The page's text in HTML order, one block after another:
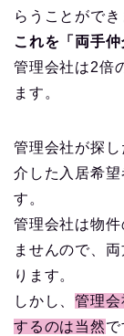
らうことができ
これを「両手仲
管理会社は2倍
ます。
管理会社が探
介した入居希
す。
管理会社は物
ませんので、
ります。
しかし、管理会
するのは当然で